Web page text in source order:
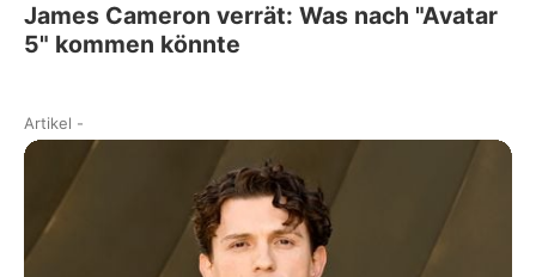
James Cameron verrät: Was nach "Avatar
5" kommen könnte
Artikel -